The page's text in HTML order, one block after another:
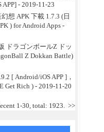
APP]- 2019-11-23
想 APK 下載 1.7.3 (日
) for Android Apps -
ドラゴンボールZ ドッ
Z Dokkan Battle)
[ Android/iOS APP ]，
Get Rich )- 2019-11-20
1-30, total: 1923. >>